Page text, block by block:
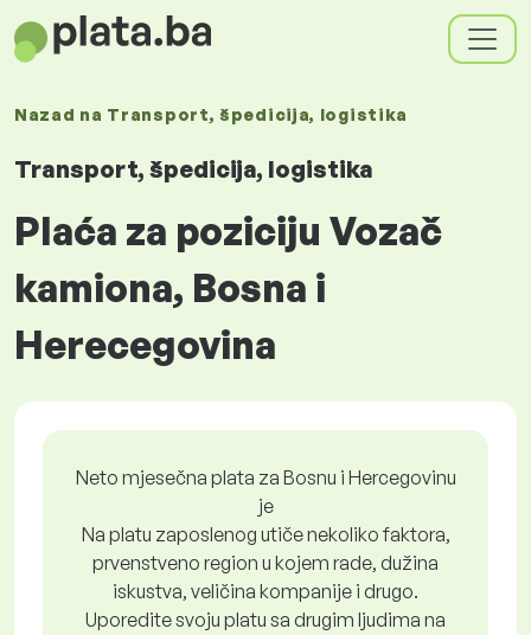
Nazad na Transport, špedicija, logistika
Transport, špedicija, logistika
Plaća za poziciju Vozač
kamiona, Bosna i
Herecegovina
Neto mjesečna plata za Bosnu i Hercegovinu
je
Na platu zaposlenog utiče nekoliko faktora,
prvenstveno region u kojem rade, dužina
iskustva, veličina kompanije i drugo.
Uporedite svoju platu sa drugim ljudima na